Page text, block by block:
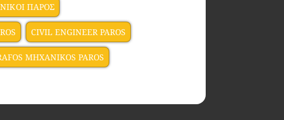
ΠΑΡΟΣ
CIVIL ENGINEER PAROS
MHXANIKOS PAROS